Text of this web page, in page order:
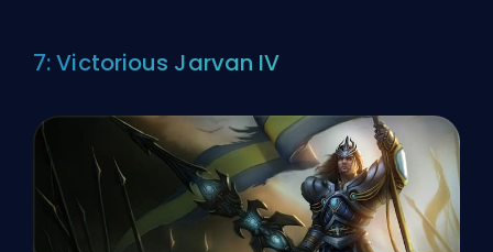
7: Victorious Jarvan IV